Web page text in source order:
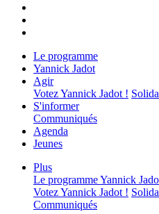
Le programme
Yannick Jadot
Agir
Votez Yannick Jadot !
S'informer
Communiqués
Agenda
Jeunes
Plus
Le programmeYannick
Votez Yannick Jadot !
Communiqués